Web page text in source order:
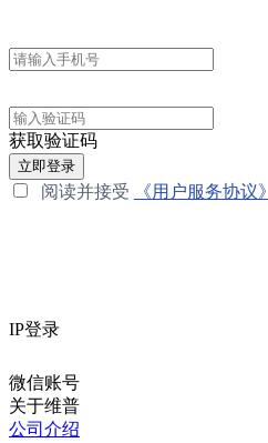
获取验证码
立即登录
阅读并接受 《用户服务协议》
IP登录
微信账号
关于维普
公司介绍